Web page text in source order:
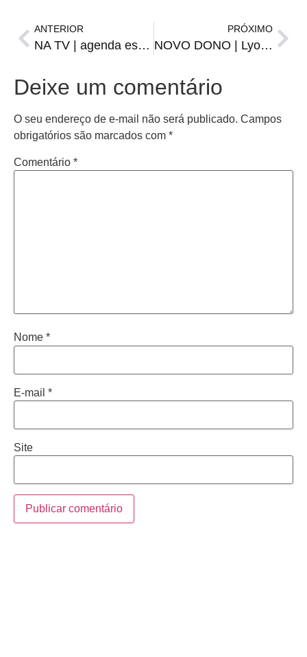
ANTERIOR
NA TV | agenda esportiva de terça-feira, 20
PRÓXIMO
NOVO DONO | Lyon oficializa acordo com grupo de John Textor
Deixe um comentário
O seu endereço de e-mail não será publicado. Campos
obrigatórios são marcados com *
Comentário *
Nome *
E-mail *
Site